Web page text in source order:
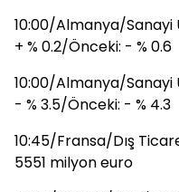
10:00/Almanya/
+ % 0.2/Önceki: - % 0.6
10:00/Almanya/Sanayi
- % 3.5/Önceki: - % 4.3
10:45/Fransa/Dış
5551 milyon euro